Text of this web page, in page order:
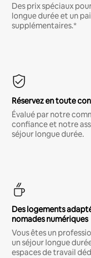
Des prix spéciaux
longue durée et un
supplémentaires.*
Réservez en toute
Évalué par notre
confiance et notre
séjour longue durée.
Des logements
nomades numériques
Vous êtes un
un séjour longue
espaces de travail